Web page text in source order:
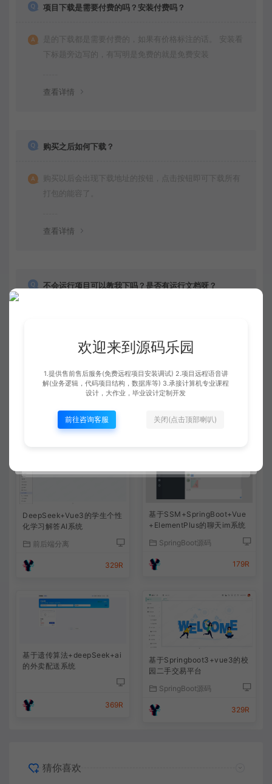
项目下载是需要付费的吗？安装付费吗？
是的下载都是需要付费的，如果有价格标注的话。 安装看
下标题旁边写的，有写明是免费的就是免费安装
查看详情
购买之后如何下载？
购买以后会出现下载地址的按钮，点击按钮即可下载所有
打包的能容了。
查看详情
不会运行项目可以教我下吗？是否有运行文档呀？
查看详情
相关文章
DeepSeek+Vue3的学生个性
化学习解答AI系统
前后端分离
329R
基于SSM+SpringBoot+Vue
+ElementPlus的聊天im系统
SpringBoot源码
179R
基于遗传算法+deepSeek+ai
的外卖配送系统
369R
基于Springboot3+vue3的校
园二手交易平台
SpringBoot源码
329R
猜你喜欢
欢迎来到源码乐园
1.提供售前售后服务(免费远程项目安装调试) 2.项目远程语音讲
解(业务逻辑，代码项目结构，数据库等) 3.承接计算机专业课程
设计，大作业，毕业设计定制开发
前往咨询客服 关闭(点击顶部喇叭)